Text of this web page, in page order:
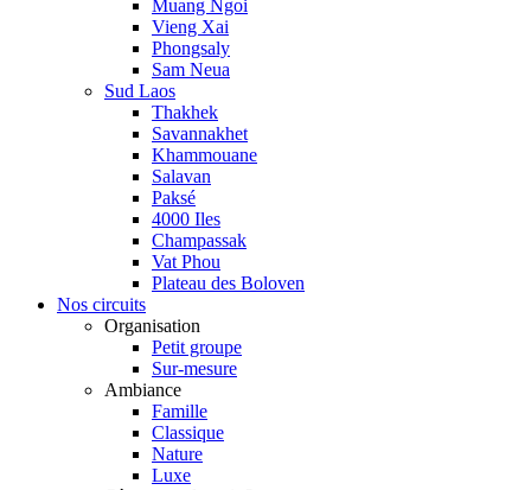
Muang Ngoi
Vieng Xai
Phongsaly
Sam Neua
Sud Laos
Thakhek
Savannakhet
Khammouane
Salavan
Paksé
4000 Iles
Champassak
Vat Phou
Plateau des Boloven
Nos circuits
Organisation
Petit groupe
Sur-mesure
Ambiance
Famille
Classique
Nature
Luxe